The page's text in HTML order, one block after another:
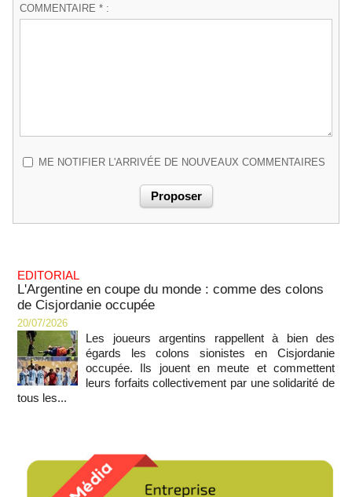
COMMENTAIRE * :
ME NOTIFIER L'ARRIVÉE DE NOUVEAUX COMMENTAIRES
EDITORIAL
L'Argentine en coupe du monde : comme des colons
de Cisjordanie occupée
20/07/2026
Les joueurs argentins rappellent à bien des
égards les colons sionistes en Cisjordanie
occupée. Ils jouent en meute et commettent
leurs forfaits collectivement par une solidarité de
tous les...